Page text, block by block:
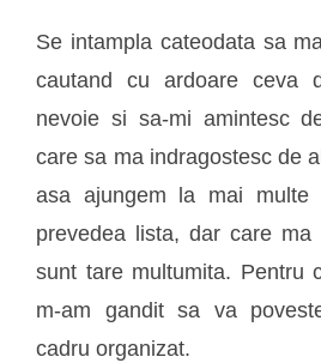
Se intampla cateodata sa
cautand cu ardoare ceva
nevoie si sa-mi amintesc
care sa ma indragostesc de
asa ajungem la mai multe
prevedea lista, dar care
sunt tare multumita. Pentru
m-am gandit sa va
cadru organizat.